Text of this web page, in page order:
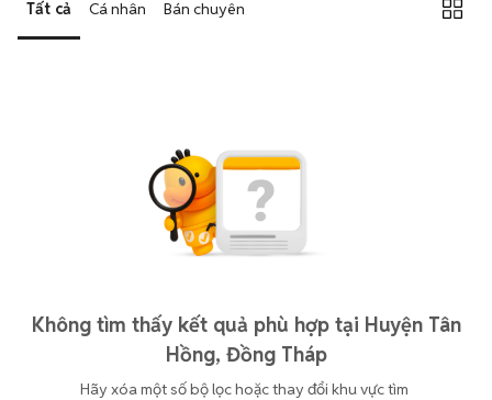
Tất cả Cá nhân Bán chuyên
Không tìm thấy kết quả phù hợp tại Huyện Tân
Hồng, Đồng Tháp
Hãy xóa một số bộ lọc hoặc thay đổi khu vực tìm